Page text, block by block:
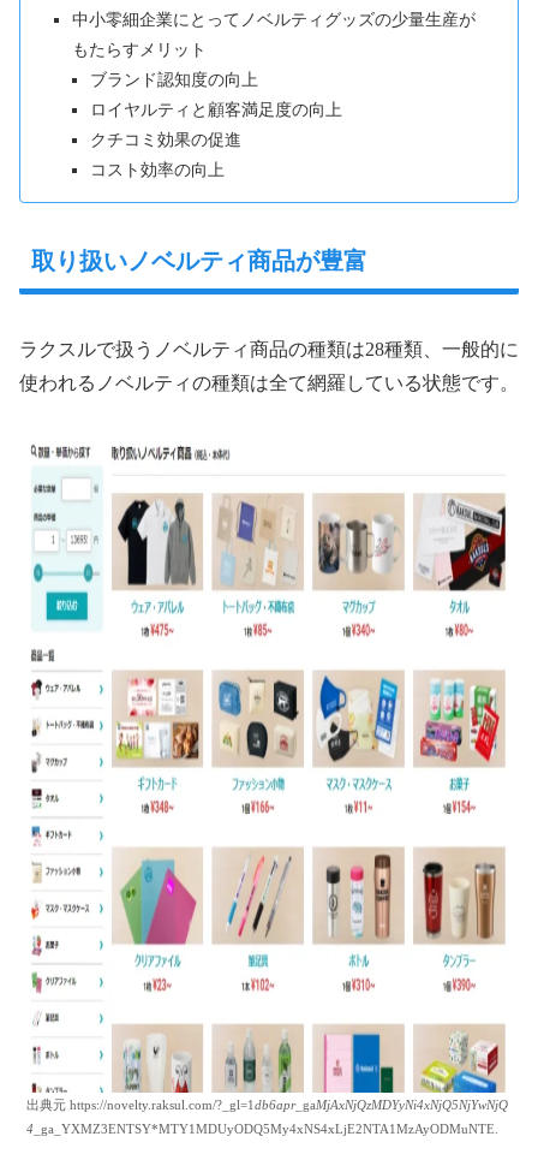
中小零細企業にとってノベルティグッズの少量生産が
もたらすメリット
ブランド認知度の向上
ロイヤルティと顧客満足度の向上
クチコミ効果の促進
コスト効率の向上
取り扱いノベルティ商品が豊富
ラクスルで扱うノベルティ商品の種類は28種類、一般的に
使われるノベルティの種類は全て網羅している状態です。
出典元 https://novelty.raksul.com/?_gl=1 db6apr_gaMjAxNjQzMDYyNi4xNjQ5NjYwNjQ
4 _ga_YXMZ3ENTSY*MTY1MDUyODQ5My4xNS4xLjE2NTA1MzAyODMuNTE.